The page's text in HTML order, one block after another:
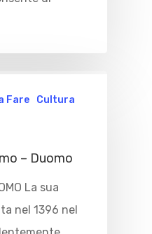
Fare Cultura
– Duomo
La sua
nel 1396 nel